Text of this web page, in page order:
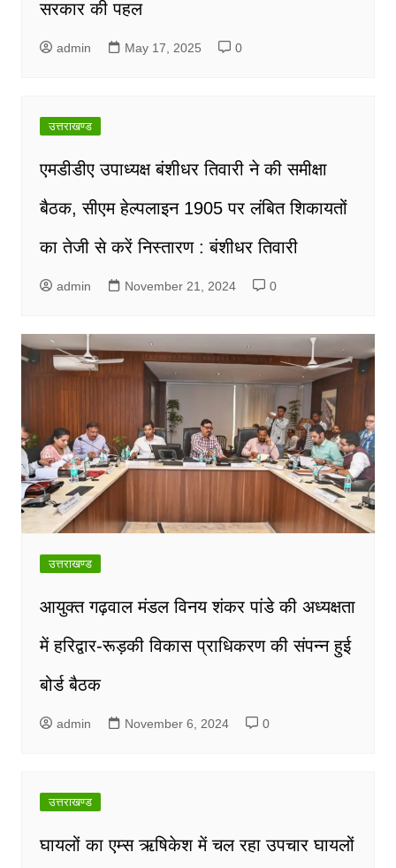
सरकार की पहल
admin May 17, 2025 0
उत्तराखण्ड
एमडीडीए उपाध्यक्ष बंशीधर तिवारी ने की समीक्षा
बैठक, सीएम हेल्पलाइन 1905 पर लंबित शिकायतों
का तेजी से करें निस्तारण : बंशीधर तिवारी
admin November 21, 2024 0
उत्तराखण्ड
आयुक्त गढ़वाल मंडल विनय शंकर पांडे की अध्यक्षता
में हरिद्वार-रूड़की विकास प्राधिकरण की संपन्न हुई
बोर्ड बैठक
admin November 6, 2024 0
उत्तराखण्ड
घायलों का एम्स ऋषिकेश में चल रहा उपचार घायलों